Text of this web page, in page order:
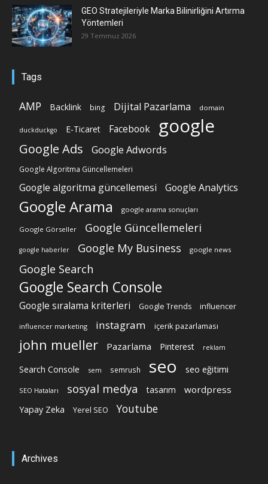
GEO Stratejileriyle Marka Bilinirliğini Artırma
Yöntemleri
29 Temmuz 2026
Tags
AMP Backlink bing Dijital Pazarlama domain
duckduckgo E-Ticaret Facebook google
Google Ads Google Adwords
Google Algoritma Güncellemeleri
Google algoritma güncellemesi Google Analytics
Google Arama google arama sonuçları
Google Görseller Google Güncellemeleri
google haberler Google My Business google news
Google Search
Google Search Console
Google sıralama kriterleri Google Trends influencer
influencer marketing instagram içerik pazarlaması
john mueller Pazarlama Pinterest reklam
Search Console sem semrush seo seo eğitimi
SEO Hataları sosyal medya tasarım wordpress
Yapay Zeka Yerel SEO Youtube
Archives